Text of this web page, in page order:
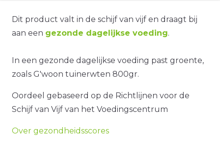
Dit product valt in de schijf van vijf en draagt bij
aan een gezonde dagelijkse voeding.
In een gezonde dagelijkse voeding past groente,
zoals G'woon tuinerwten 800gr.
Oordeel gebaseerd op de Richtlijnen voor de
Schijf van Vijf van het Voedingscentrum
Over gezondheidsscores